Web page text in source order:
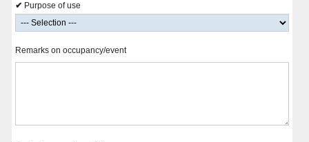
Purpose of use
Remarks on occupancy/event